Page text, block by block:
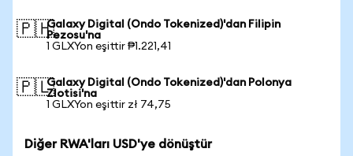
🇵🇭Galaxy Digital (Ondo Tokenized)'dan Filipin
Pezosu'na
1 GLXYon eşittir ₱1.221,41
🇵🇱Galaxy Digital (Ondo Tokenized)'dan Polonya
Zlotisi'na
1 GLXYon eşittir zł 74,75
Diğer RWA'ları USD'ye dönüştür